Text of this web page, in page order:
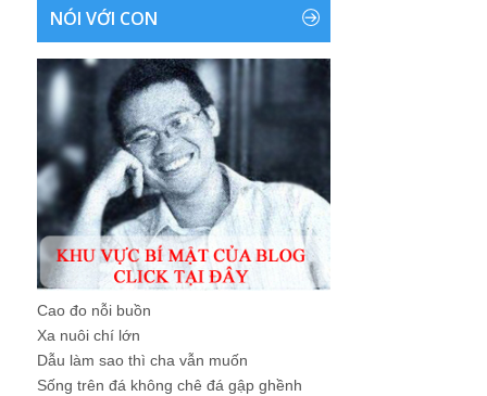
NÓI VỚI CON
Cao đo nỗi buồn
Xa nuôi chí lớn
Dẫu làm sao thì cha vẫn muốn
Sống trên đá không chê đá gập ghềnh